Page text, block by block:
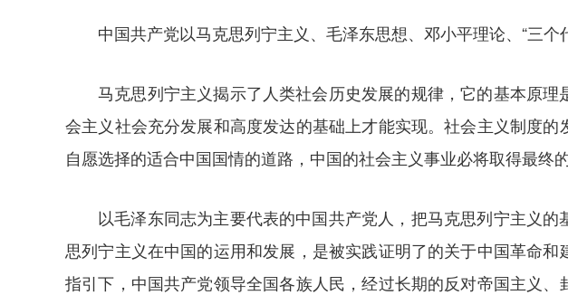
中国共产党以马克思列宁主义、毛泽东思想、邓小平理论、“三个
马克思列宁主义揭示了人类社会历史发展的规律，它的基本原
会主义社会充分发展和高度发达的基础上才能实现。社会主义制度
自愿选择的适合中国国情的道路，中国的社会主义事业必将取得最终的
以毛泽东同志为主要代表的中国共产党人，把马克思列宁主义
思列宁主义在中国的运用和发展，是被实践证明了的关于中国革命
指引下，中国共产党领导全国各族人民，经过长期的反对帝国主义